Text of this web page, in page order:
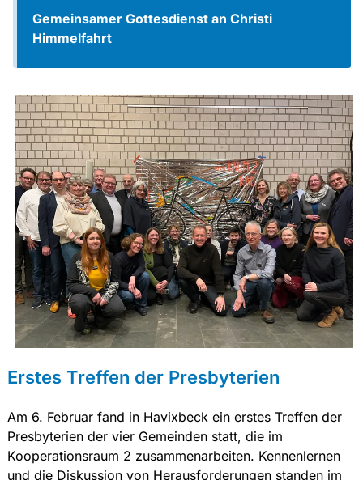
Gemeinsamer Gottesdienst an Christi
Himmelfahrt
Erstes Treffen der Presbyterien
Am 6. Februar fand in Havixbeck ein erstes Treffen der
Presbyterien der vier Gemeinden statt, die im
Kooperationsraum 2 zusammenarbeiten. Kennenlernen
und die Diskussion von Herausforderungen standen im